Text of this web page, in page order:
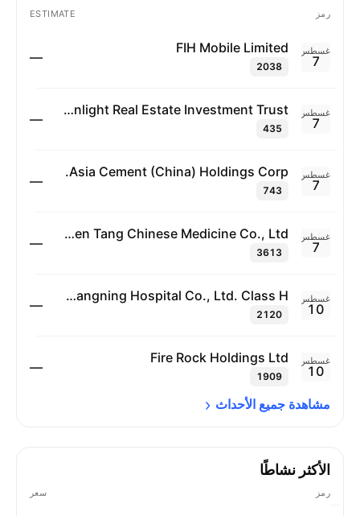
رمز ESTIMATE
أغسطس
7
FIH Mobile Limited
2038
—
أغسطس
7
Sunlight Real Estate Investment Trust
435
—
أغسطس
7
Asia Cement (China) Holdings Corp.
743
—
أغسطس
7
Beijing Tong Ren Tang Chinese Medicine Co., Ltd.
3613
—
أغسطس
10
Wenzhou Kangning Hospital Co., Ltd. Class H
2120
—
أغسطس
10
Fire Rock Holdings Ltd
1909
—
مشاهدة جميع الأحداث
الأكثر نشاطًا
رمز سعر